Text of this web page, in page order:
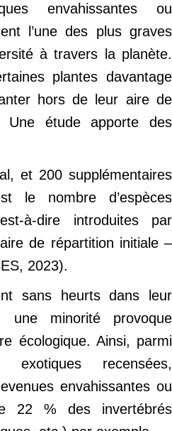
envahissantes ou
l’une des plus graves
à travers la planète.
plantes davantage
hors de leur aire de
Une étude apporte des
et 200 supplémentaires
le nombre d’espèces
à-dire introduites par
de répartition initiale –
2023).
sans heurts dans leur
une minorité provoque
écologique. Ainsi, parmi
recensées,
envahissantes ou
22 % des invertébrés